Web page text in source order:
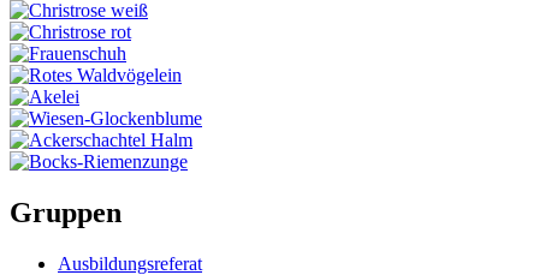
Gruppen
Ausbildungsreferat